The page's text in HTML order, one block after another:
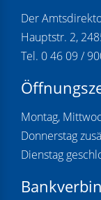
Der
Hauptstr. 2,
Tel. 0 46 09 /
Montag,
Donnerstag
Dienstag